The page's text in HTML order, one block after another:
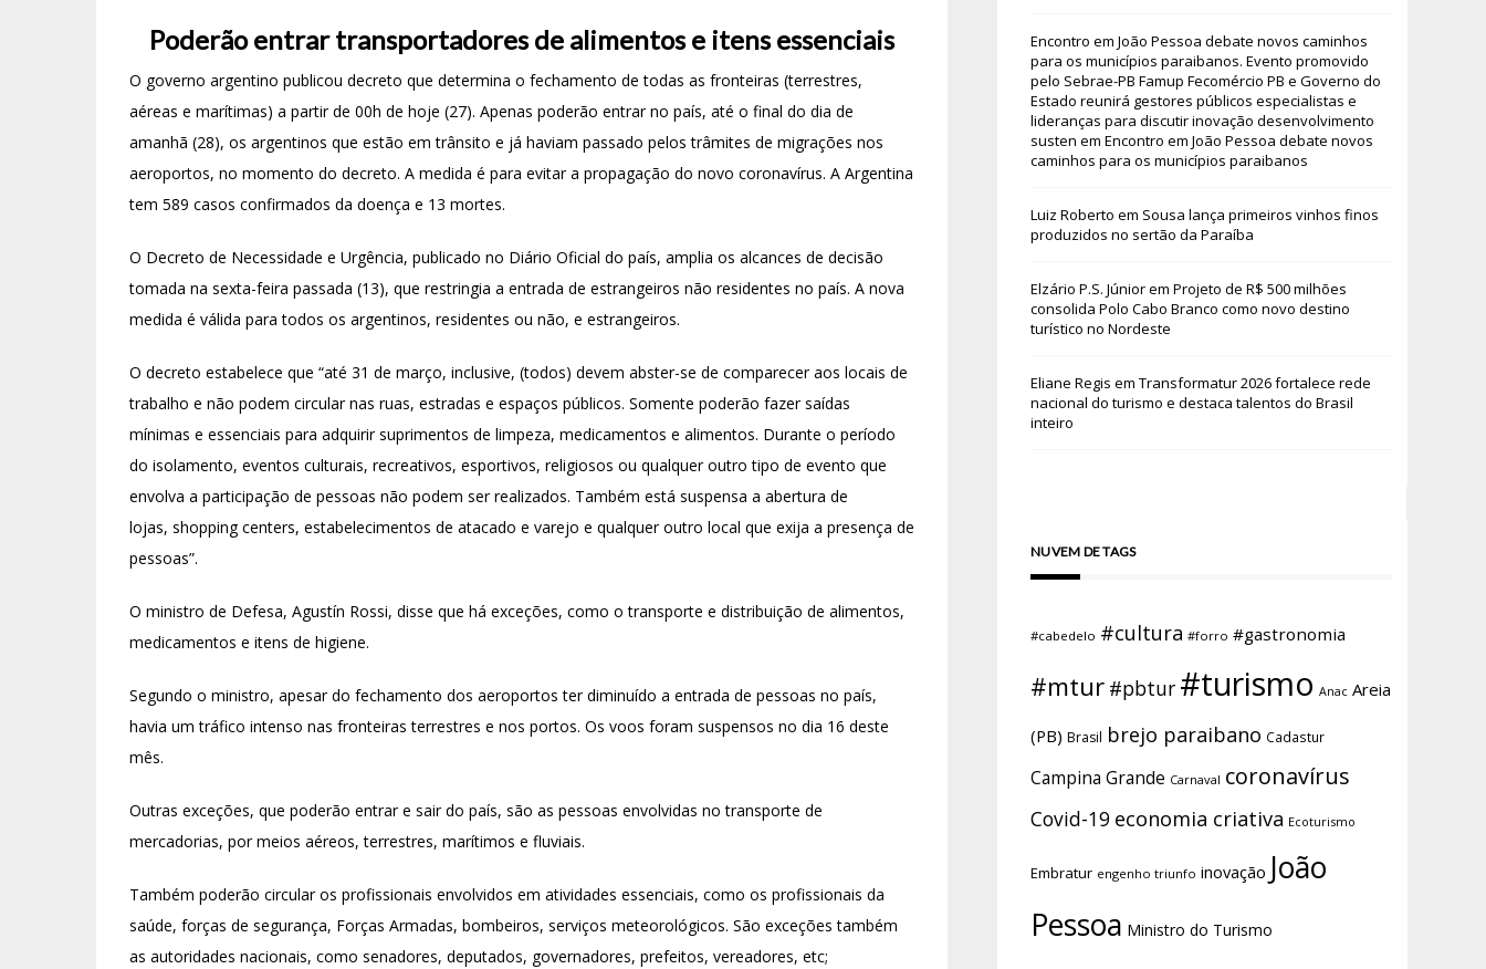
Poderão entrar transportadores de alimentos e itens essenciais
O governo argentino publicou decreto que determina o fechamento de todas as fronteiras (terrestres,
aéreas e marítimas) a partir de 00h de hoje (27). Apenas poderão entrar no país, até o final do dia de
amanhã (28), os argentinos que estão em trânsito e já haviam passado pelos trâmites de migrações nos
aeroportos, no momento do decreto. A medida é para evitar a propagação do novo coronavírus. A Argentina
tem 589 casos confirmados da doença e 13 mortes.
O Decreto de Necessidade e Urgência, publicado no Diário Oficial do país, amplia os alcances de decisão
tomada na sexta-feira passada (13), que restringia a entrada de estrangeiros não residentes no país. A nova
medida é válida para todos os argentinos, residentes ou não, e estrangeiros.
O decreto estabelece que “até 31 de março, inclusive, (todos) devem abster-se de comparecer aos locais de
trabalho e não podem circular nas ruas, estradas e espaços públicos. Somente poderão fazer saídas
mínimas e essenciais para adquirir suprimentos de limpeza, medicamentos e alimentos. Durante o período
do isolamento, eventos culturais, recreativos, esportivos, religiosos ou qualquer outro tipo de evento que
envolva a participação de pessoas não podem ser realizados. Também está suspensa a abertura de
lojas, shopping centers, estabelecimentos de atacado e varejo e qualquer outro local que exija a presença de
pessoas”.
O ministro de Defesa, Agustín Rossi, disse que há exceções, como o transporte e distribuição de alimentos,
medicamentos e itens de higiene.
Segundo o ministro, apesar do fechamento dos aeroportos ter diminuído a entrada de pessoas no país,
havia um tráfico intenso nas fronteiras terrestres e nos portos. Os voos foram suspensos no dia 16 deste
mês.
Outras exceções, que poderão entrar e sair do país, são as pessoas envolvidas no transporte de
mercadorias, por meios aéreos, terrestres, marítimos e fluviais.
Também poderão circular os profissionais envolvidos em atividades essenciais, como os profissionais da
saúde, forças de segurança, Forças Armadas, bombeiros, serviços meteorológicos. São exceções também
as autoridades nacionais, como senadores, deputados, governadores, prefeitos, vereadores, etc;
Encontro em João Pessoa debate novos caminhos
para os municípios paraibanos. Evento promovido
pelo Sebrae-PB Famup Fecomércio PB e Governo do
Estado reunirá gestores públicos especialistas e
lideranças para discutir inovação desenvolvimento
susten em Encontro em João Pessoa debate novos
caminhos para os municípios paraibanos
Luiz Roberto em Sousa lança primeiros vinhos finos
produzidos no sertão da Paraíba
Elzário P.S. Júniorem Projeto de R$ 500 milhões
consolida Polo Cabo Branco como novo destino
turístico no Nordeste
Eliane Regis em Transformatur 2026 fortalece rede
nacional do turismo e destaca talentos do Brasil
inteiro
NUVEM DE TAGS
#cabedelo #cultura #forro #gastronomia
#mtur #pbtur #turismo Anac Areia
(PB) Brasil brejo paraibano Cadastur
Campina Grande Carnaval coronavírus
Covid-19 economia criativa Ecoturismo
Embratur engenho triunfo inovação João
Pessoa Ministro do Turismo